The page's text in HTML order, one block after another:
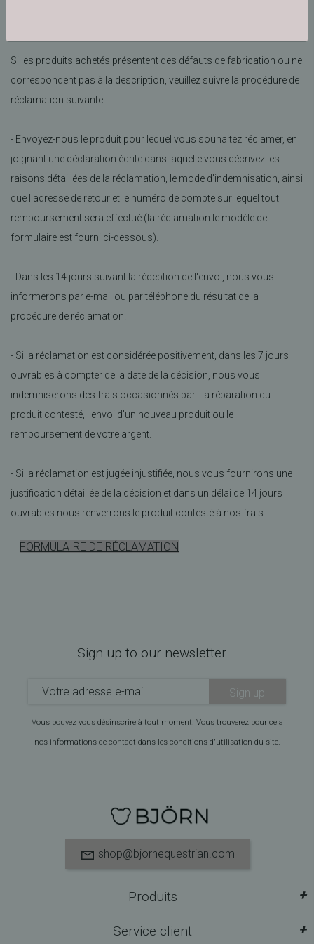
Si les produits achetés présentent des défauts de fabrication ou ne
correspondent pas à la description, veuillez suivre la procédure de
réclamation suivante :
- Envoyez-nous le produit pour lequel vous souhaitez réclamer, en
joignant une déclaration écrite dans laquelle vous décrivez les
raisons détaillées de la réclamation, le mode d'indemnisation, ainsi
que l'adresse de retour et le numéro de compte sur lequel tout
remboursement sera effectué (la réclamation le modèle de
formulaire est fourni ci-dessous).
- Dans les 14 jours suivant la réception de l'envoi, nous vous
informerons par e-mail ou par téléphone du résultat de la
procédure de réclamation.
- Si la réclamation est considérée positivement, dans les 7 jours
ouvrables à compter de la date de la décision, nous vous
indemniserons des frais occasionnés par : la réparation du
produit contesté, l'envoi d'un nouveau produit ou le
remboursement de votre argent.
- Si la réclamation est jugée injustifiée, nous vous fournirons une
justification détaillée de la décision et dans un délai de 14 jours
ouvrables nous renverrons le produit contesté à nos frais.
FORMULAIRE DE RÉCLAMATION
Sign up to our newsletter
Sign up
Vous pouvez vous désinscrire à tout moment. Vous trouverez pour cela
nos informations de contact dans les conditions d'utilisation du site.
shop@bjornequestrian.com
Produits +
Service client +